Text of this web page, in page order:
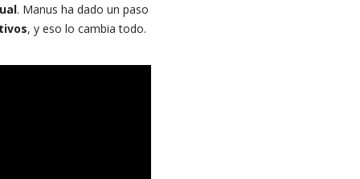
. Manus ha dado un paso
, y eso lo cambia todo.